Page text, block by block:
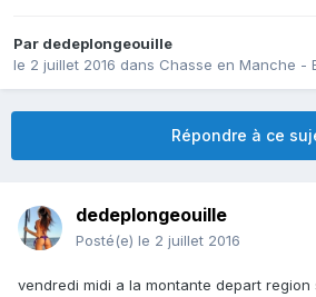
Par dedeplongeouille
le 2 juillet 2016 dans Chasse en Manche -
Répondre à ce
dedeplongeouille
Posté(e) le 2 juillet 2016
vendredi midi a la montante depart region